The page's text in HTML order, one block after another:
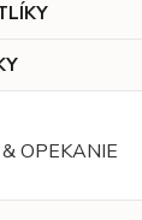
OPEKANIE